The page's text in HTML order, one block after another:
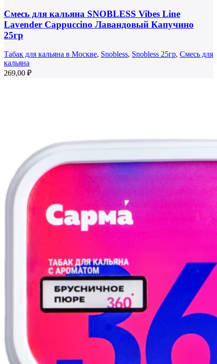
Смесь для кальяна SNOBLESS Vibes Line
Lavender Cappuccino Лавандовый Капучино
25гр
Табак для кальяна в Москве, Snobless, Snobless 25гр, Смесь для
кальяна
269,00 ₽